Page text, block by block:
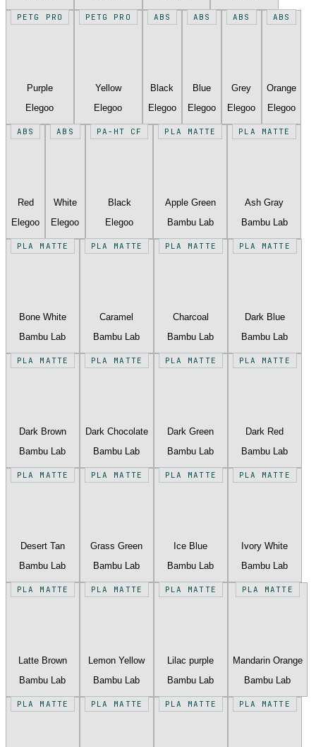
PETG PRO
Purple
Elegoo
PETG PRO
Yellow
Elegoo
ABS
Black
Elegoo
ABS
Blue
Elegoo
ABS
Grey
Elegoo
ABS
Orange
Elegoo
ABS
Red
Elegoo
ABS
White
Elegoo
PA-HT CF
Black
Elegoo
PLA MATTE
Apple Green
Bambu Lab
PLA MATTE
Ash Gray
Bambu Lab
PLA MATTE
Bone White
Bambu Lab
PLA MATTE
Caramel
Bambu Lab
PLA MATTE
Charcoal
Bambu Lab
PLA MATTE
Dark Blue
Bambu Lab
PLA MATTE
Dark Brown
Bambu Lab
PLA MATTE
Dark Chocolate
Bambu Lab
PLA MATTE
Dark Green
Bambu Lab
PLA MATTE
Dark Red
Bambu Lab
PLA MATTE
Desert Tan
Bambu Lab
PLA MATTE
Grass Green
Bambu Lab
PLA MATTE
Ice Blue
Bambu Lab
PLA MATTE
Ivory White
Bambu Lab
PLA MATTE
Latte Brown
Bambu Lab
PLA MATTE
Lemon Yellow
Bambu Lab
PLA MATTE
Lilac purple
Bambu Lab
PLA MATTE
Mandarin Orange
Bambu Lab
PLA MATTE PLA MATTE PLA MATTE PLA MATTE